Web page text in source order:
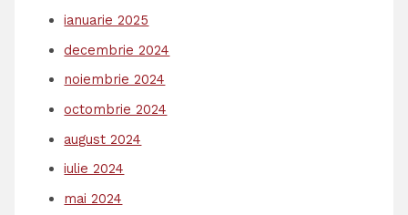
ianuarie 2025
decembrie 2024
noiembrie 2024
octombrie 2024
august 2024
iulie 2024
mai 2024